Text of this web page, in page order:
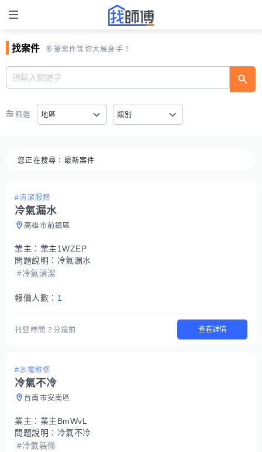
找案件 多筆案件等你大展身手！
篩選 地區 類別
您正在搜尋： 最新案件
#清潔服務
冷氣漏水
高雄市前鎮區
業主： 業主1WZEP
問題說明： 冷氣漏水
#冷氣清潔
報價人數： 1
刊登時間2分鐘前 查看詳情
#水電維修
冷氣不冷
台南市安南區
業主： 業主BmWvL
問題說明： 冷氣不冷
#冷氣裝修